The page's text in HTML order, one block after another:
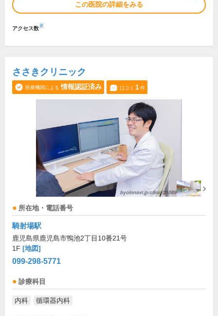
この医院の詳細をみる
アクセス数※
ささきクリニック
医療機関による 情報認証済み 口コミ 1件
所在地・電話番号
騎射場駅
鹿児島県鹿児島市鴨池2丁目10番21号
1F [地図]
099-298-5771
診療科目
内科 循環器内科